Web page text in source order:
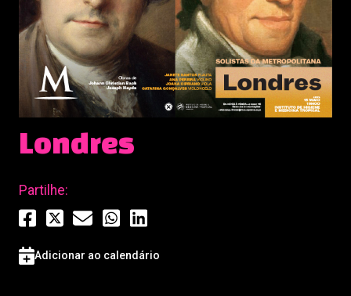
Londres
Partilhe:
Adicionar ao calendário